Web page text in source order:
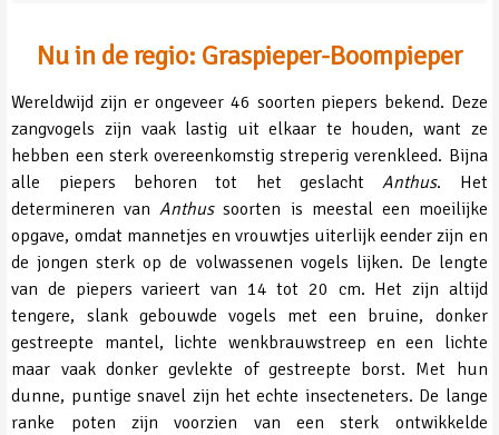
Nu in de regio: Graspieper-Boompieper
Wereldwijd zijn er ongeveer 46 soorten piepers bekend. Deze
zangvogels zijn vaak lastig uit elkaar te houden, want ze
hebben een sterk overeenkomstig streperig verenkleed. Bijna
alle piepers behoren tot het geslachtAnthus. Het
determineren vanAnthussoorten is meestal een moeilijke
opgave, omdat mannetjes en vrouwtjes uiterlijk eender zijn en
de jongen sterk op de volwassenen vogels lijken. De lengte
van de piepers varieert van 14 tot 20 cm. Het zijn altijd
tengere, slank gebouwde vogels met een bruine, donker
gestreepte mantel, lichte wenkbrauwstreep en een lichte
maar vaak donker gevlekte of gestreepte borst. Met hun
dunne, puntige snavel zijn het echte insecteneters. De lange
ranke poten zijn voorzien van een sterk ontwikkelde